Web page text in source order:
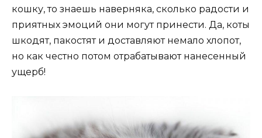
кошку, то знаешь наверняка, сколько радости и
приятных эмоций они могут принести. Да, коты
шкодят, пакостят и доставляют немало хлопот,
но как честно потом отрабатывают нанесенный
ущерб!